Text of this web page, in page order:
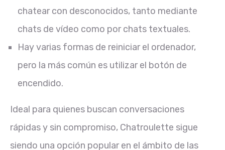
chatear con desconocidos, tanto mediante
chats de vídeo como por chats textuales.
Hay varias formas de reiniciar el ordenador,
pero la más común es utilizar el botón de
encendido.
Ideal para quienes buscan conversaciones
rápidas y sin compromiso, Chatroulette sigue
siendo una opción popular en el ámbito de las